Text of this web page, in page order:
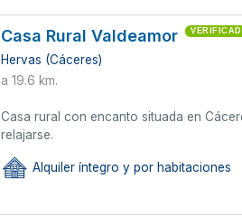
Casa Rural Valdeamor
Hervas (Cáceres)
a 19.6 km.
Casa rural con encanto situada en
relajarse.
Alquiler íntegro y por habitaciones